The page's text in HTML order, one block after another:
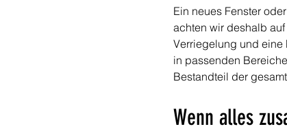
Ein neues Fenster
achten wir deshalb
Verriegelung und eine
in passenden
Bestandteil der
Wenn alles